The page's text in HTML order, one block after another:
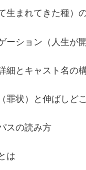
生まれてきた種）
ション（人生が開
細とキャスト名の
罪状）と伸ばしど
スの読み方
は